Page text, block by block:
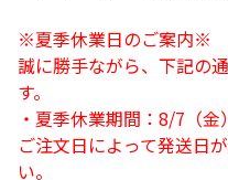
※夏季休業日のご案内※
誠に勝手ながら、下記の
す。
・夏季休業期間：8/7（金
ご注文日によって発送日
い。